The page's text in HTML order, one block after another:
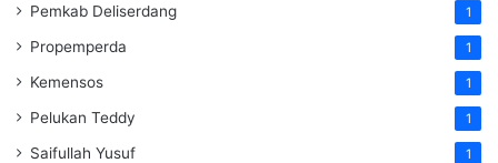
Pemkab Deliserdang 1
Propemperda 1
Kemensos 1
Pelukan Teddy 1
Saifullah Yusuf 1